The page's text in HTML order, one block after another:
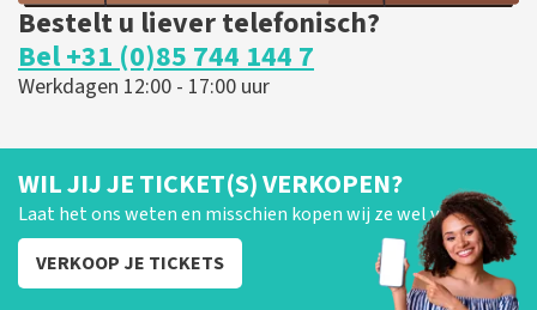
Bestelt u liever telefonisch?
Bel +31 (0)85 744 144 7
Werkdagen 12:00 - 17:00 uur
WIL JIJ JE TICKET(S) VERKOPEN?
Laat het ons weten en misschien kopen wij ze wel van je!
VERKOOP JE TICKETS